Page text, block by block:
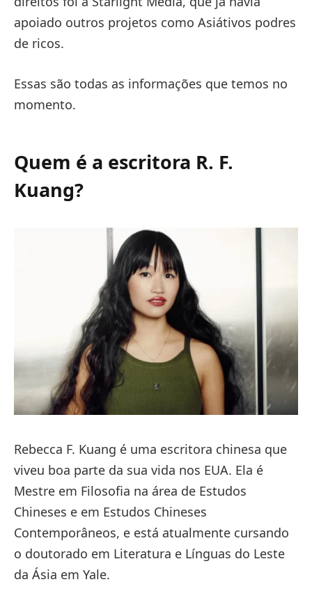
apoiado outros projetos como Asiátivos podres
de ricos.
Essas são todas as informações que temos no
momento.
Quem é a escritora R. F.
Kuang?
Rebecca F. Kuang é uma escritora chinesa que
viveu boa parte da sua vida nos EUA. Ela é
Mestre em Filosofia na área de Estudos
Chineses e em Estudos Chineses
Contemporâneos, e está atualmente cursando
o doutorado em Literatura e Línguas do Leste
da Ásia em Yale.